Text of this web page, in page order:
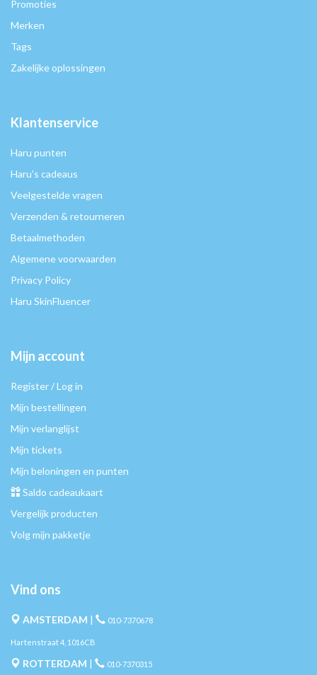
Promoties
Merken
Tags
Zakelijke oplossingen
Klantenservice
Haru punten
Haru's cadeaus
Veelgestelde vragen
Verzenden & retourneren
Betaalmethoden
Algemene voorwaarden
Privacy Policy
Haru SkinFluencer
Mijn account
Register / Log in
Mijn bestellingen
Mijn verlanglijst
Mijn tickets
Mijn beloningen en punten
Saldo cadeaukaart
Vergelijk producten
Volg mijn pakketje
Vind ons
AMSTERDAM | 010-7370678
Hartenstraat 4, 1016CB
ROTTERDAM | 010-7370315